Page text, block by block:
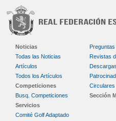
Noticias
Todas las Noticias
Artículos
Todos los Artículos
Competiciones
Busq. Competiciones
Servicios
Revistas
Circulares
Sección
Comité Golf Adaptado